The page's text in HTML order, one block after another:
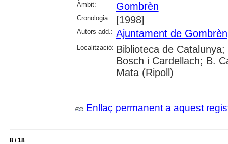
Àmbit:
Gombrèn
Cronologia: [1998]
Autors add.: Ajuntament de Gombrèn
Localització: Biblioteca de
Bosch i Cardellach; B.
Mata (Ripoll)
Enllaç permanent a aquest
8 / 18